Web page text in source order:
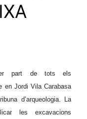
part de tots els
en Jordi Vila Carabasa
d’arqueologia. La
les excavacions